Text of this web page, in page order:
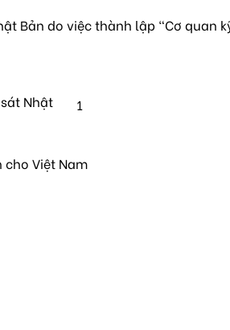
Bản do việc thành lập "Cơ quan
Nhật
1
Việt Nam